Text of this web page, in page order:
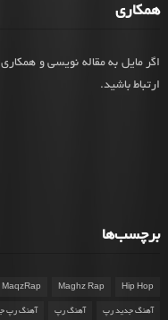
همکاری
اگر مایل به مقاله نویسی و
ارتباط باشید.
برچسب‌ها
Hip Hop
Maghz Rap
MaqzRap
آهنگ جدید رپ آهنگ رپ آهنگ رپ